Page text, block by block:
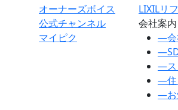
オーナーズボイス
公式チャンネル
マイピク
LIXILリ
会社案内
―
―
―
―
―